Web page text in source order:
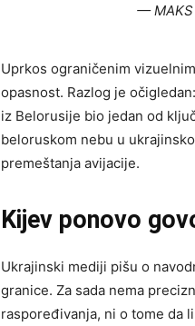
— MAKS
Uprkos ograničenim
opasnost. Razlog je
iz Belorusije bio jedan od
beloruskom nebu u
premeštanja avijacije.
Kijev ponovo
Ukrajinski mediji pišu o
granice. Za sada nema
raspoređivanja, ni o tome da